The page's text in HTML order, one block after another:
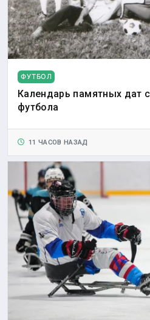
ФУТБОЛ
Календарь памятных дат
футбола
11 ЧАСОВ НАЗАД